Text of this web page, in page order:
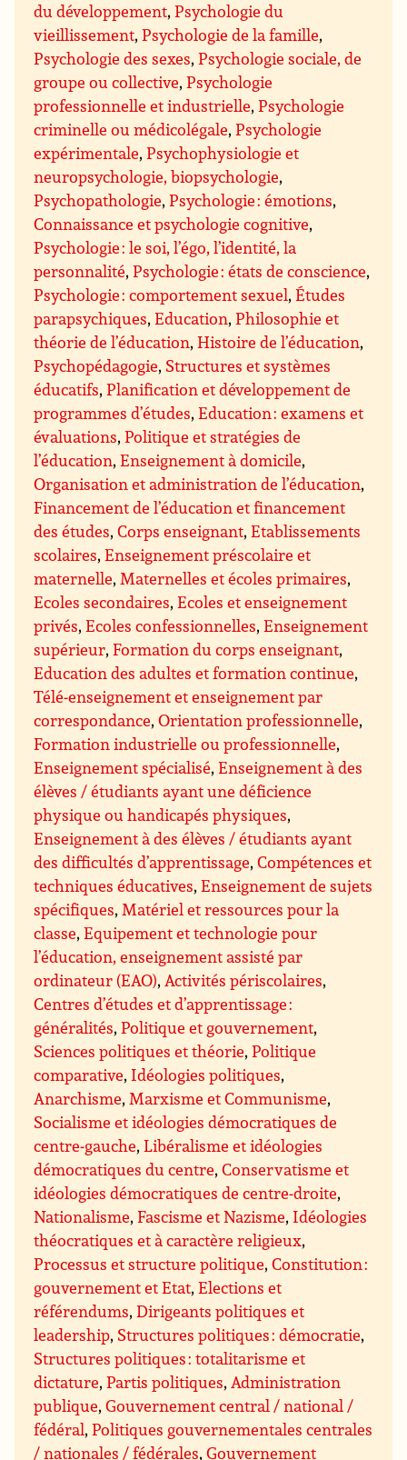
du développement,Psychologie du
vieillissement,Psychologie de la famille,
Psychologie des sexes,Psychologie sociale, de
groupe ou collective,Psychologie
professionnelle et industrielle,Psychologie
criminelle ou médicolégale,Psychologie
expérimentale,Psychophysiologie et
neuropsychologie, biopsychologie,
Psychopathologie,Psychologie : émotions,
Connaissance et psychologie cognitive,
Psychologie : le soi, l’égo, l’identité, la
personnalité,Psychologie : états de conscience,
Psychologie : comportement sexuel,Études
parapsychiques,Education,Philosophie et
théorie de l’éducation,Histoire de l’éducation,
Psychopédagogie, Structures et systèmes
éducatifs,Planification et développement de
programmes d’études,Education : examens et
évaluations,Politique et stratégies de
l’éducation,Enseignement à domicile,
Organisation et administration de l’éducation,
Financement de l’éducation et financement
des études,Corps enseignant,Etablissements
scolaires,Enseignement préscolaire et
maternelle,Maternelles et écoles primaires,
Ecoles secondaires,Ecoles et enseignement
privés,Ecoles confessionnelles,Enseignement
supérieur,Formation du corps enseignant,
Education des adultes et formation continue,
Télé-enseignement et enseignement par
correspondance,Orientation professionnelle,
Formation industrielle ou professionnelle,
Enseignement spécialisé,Enseignement à des
élèves / étudiants ayant une déficience
physique ou handicapés physiques,
Enseignement à des élèves / étudiants ayant
des difficultés d’apprentissage,Compétences et
techniques éducatives,Enseignement de sujets
spécifiques,Matériel et ressources pour la
classe,Equipement et technologie pour
l’éducation, enseignement assisté par
ordinateur (EAO),Activités périscolaires,
Centres d’études et d’apprentissage :
généralités,Politique et gouvernement,
Sciences politiques et théorie,Politique
comparative, Idéologies politiques,
Anarchisme,Marxisme et Communisme,
Socialisme et idéologies démocratiques de
centre-gauche,Libéralisme et idéologies
démocratiques du centre,Conservatisme et
idéologies démocratiques de centre-droite,
Nationalisme,Fascisme et Nazisme, Idéologies
théocratiques et à caractère religieux,
Processus et structure politique,Constitution :
gouvernement et Etat,Elections et
référendums,Dirigeants politiques et
leadership, Structures politiques : démocratie,
Structures politiques : totalitarisme et
dictature,Partis politiques,Administration
publique,Gouvernement central / national /
fédéral,Politiques gouvernementales centrales
/ nationales / fédérales,Gouvernement